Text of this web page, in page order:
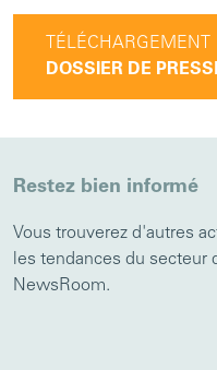
TÉLÉCHARGEMENT
DOSSIER DE
Restez bien informé
Vous trouverez d'autres
les tendances du secteur
NewsRoom.